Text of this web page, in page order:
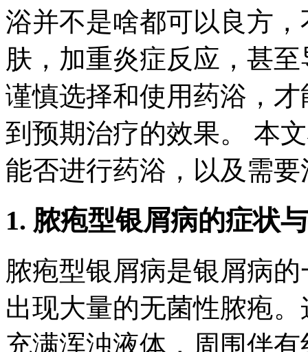
浴并不是啥都可以良方
肤，加重炎症反应，甚
谨慎选择和使用药浴，
到预期治疗的效果。 本
能否进行药浴，以及需
1. 脓疱型银屑病的症状
脓疱型银屑病是银屑病
出现大量的无菌性脓疱
充满浑浊液体，周围伴